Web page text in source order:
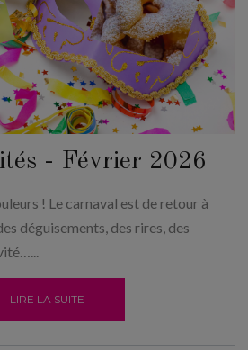
- Février 2026
! Le carnaval est de retour à
déguisements, des rires, des
LIRE LA SUITE